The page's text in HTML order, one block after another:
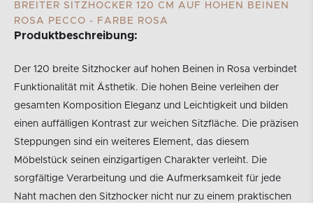
BREITER SITZHOCKER 120 CM AUF HOHEN BEINEN
ROSA PECCO - FARBE ROSA
Produktbeschreibung:
Der 120 breite Sitzhocker auf hohen Beinen in Rosa verbindet
Funktionalität mit Ästhetik. Die hohen Beine verleihen der
gesamten Komposition Eleganz und Leichtigkeit und bilden
einen auffälligen Kontrast zur weichen Sitzfläche. Die präzisen
Steppungen sind ein weiteres Element, das diesem
Möbelstück seinen einzigartigen Charakter verleiht. Die
sorgfältige Verarbeitung und die Aufmerksamkeit für jede
Naht machen den Sitzhocker nicht nur zu einem praktischen